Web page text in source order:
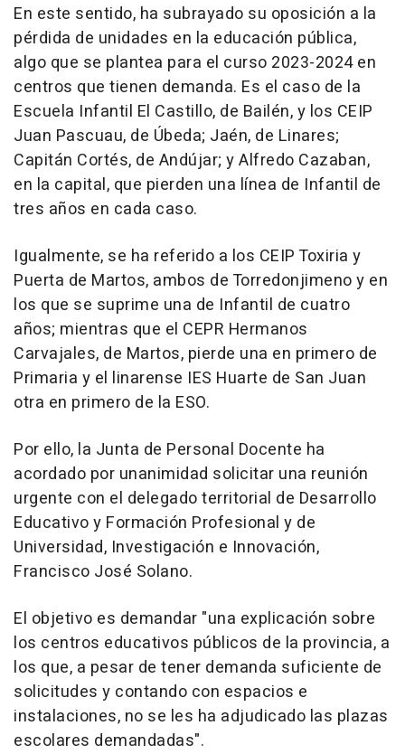
En este sentido, ha subrayado su oposición a la
pérdida de unidades en la educación pública,
algo que se plantea para el curso 2023-2024 en
centros que tienen demanda. Es el caso de la
Escuela Infantil El Castillo, de Bailén, y los CEIP
Juan Pascuau, de Úbeda; Jaén, de Linares;
Capitán Cortés, de Andújar; y Alfredo Cazaban,
en la capital, que pierden una línea de Infantil de
tres años en cada caso.
Igualmente, se ha referido a los CEIP Toxiria y
Puerta de Martos, ambos de Torredonjimeno y en
los que se suprime una de Infantil de cuatro
años; mientras que el CEPR Hermanos
Carvajales, de Martos, pierde una en primero de
Primaria y el linarense IES Huarte de San Juan
otra en primero de la ESO.
Por ello, la Junta de Personal Docente ha
acordado por unanimidad solicitar una reunión
urgente con el delegado territorial de Desarrollo
Educativo y Formación Profesional y de
Universidad, Investigación e Innovación,
Francisco José Solano.
El objetivo es demandar "una explicación sobre
los centros educativos públicos de la provincia, a
los que, a pesar de tener demanda suficiente de
solicitudes y contando con espacios e
instalaciones, no se les ha adjudicado las plazas
escolares demandadas".